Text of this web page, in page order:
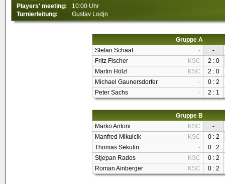
Players' meeting:
10:00 Uhr
Turnierleitung:
Gustav Lodjn
Gruppe A
Stefan Schaaf
-
-
Fritz Fischer
KSC
2 : 0
Martin Hölzl
KSC
2 : 0
Michael Gaunersdorfer
-
0 : 2
Peter Sachs
- 2 : 1
Gruppe B
Marko Antoni
KSC
-
Manfred Mikulcik
KSC
0 : 2
Thomas Sekulin
-
0 : 2
Stjepan Rados
KSC
0 : 2
Roman Ainberger
KSC 0 : 2